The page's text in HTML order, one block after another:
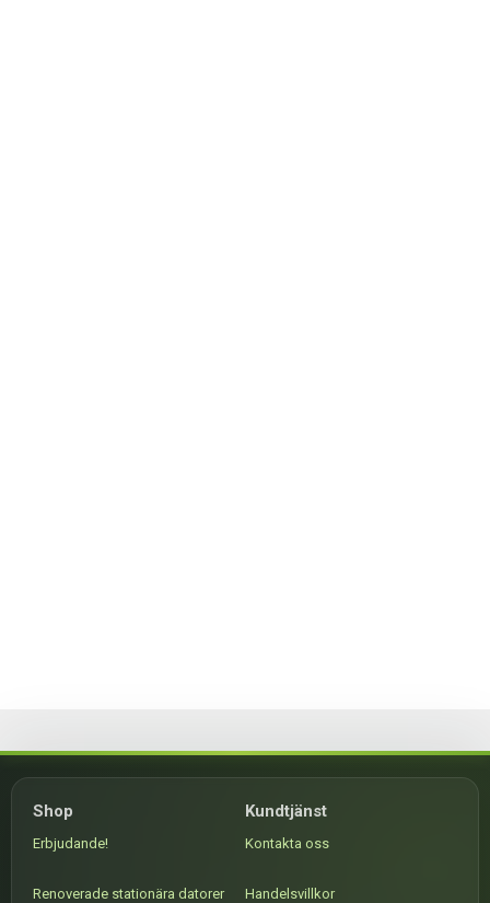
Shop
Erbjudande!
Renoverade stationära datorer
Kundtjänst
Kontakta oss
Handelsvillkor